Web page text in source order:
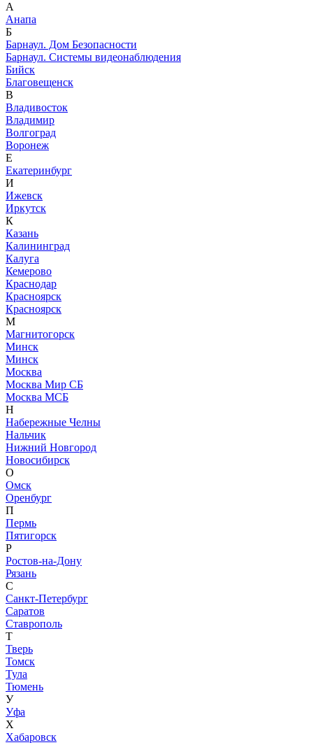
А
Анапа
Б
Барнаул. Дом Безопасности
Барнаул. Системы видеонаблюдения
Бийск
Благовещенск
В
Владивосток
Владимир
Волгоград
Воронеж
Е
Екатеринбург
И
Ижевск
Иркутск
К
Казань
Калининград
Калуга
Кемерово
Краснодар
Красноярск
Красноярск
М
Магнитогорск
Минск
Минск
Москва
Москва Мир СБ
Москва МСБ
Н
Набережные Челны
Нальчик
Нижний Новгород
Новосибирск
О
Омск
Оренбург
П
Пермь
Пятигорск
Р
Ростов-на-Дону
Рязань
С
Санкт-Петербург
Саратов
Ставрополь
Т
Тверь
Томск
Тула
Тюмень
У
Уфа
Х
Хабаровск